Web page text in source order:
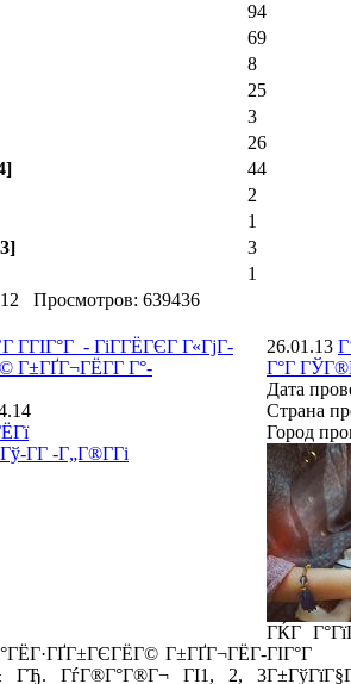
94
69
8
25
3
26
44
2
1
3
1
Просмотров: 639436
Г­ГІГ°Г - ГіГ­ГЁГЄГ Г«ГјГ­
Г±ГҐГ¬ГЁГ­Г Г°-
Г­Г -Г„Г®Г­Гі
Г±ГҐГ¬ГЁГ­
ГЂ. ГѓГ®Г°Г®Г¬ ГІ1, 2, 3
26.01.13
Г°Г
Дата
Страна
Город
ГЌГ